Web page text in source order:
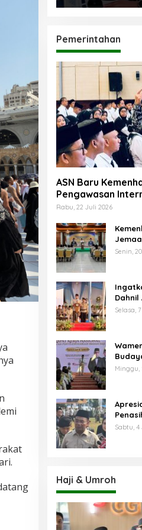
Pemerintahan
ASN Baru
Pengawasan
Rabu, 22 Juli 2026
Senin,
Selasa,
Minggu,
Nilai
Sabtu, 4
Haji & Umroh